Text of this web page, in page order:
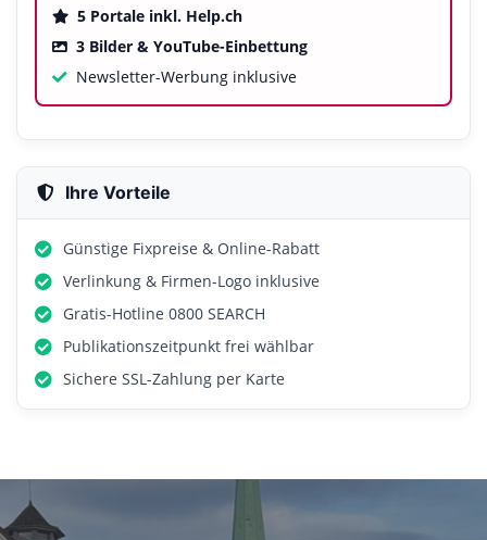
5 Portale inkl. Help.ch
3 Bilder & YouTube-Einbettung
Newsletter-Werbung inklusive
Ihre Vorteile
Günstige Fixpreise & Online-Rabatt
Verlinkung & Firmen-Logo inklusive
Gratis-Hotline 0800 SEARCH
Publikationszeitpunkt frei wählbar
Sichere SSL-Zahlung per Karte